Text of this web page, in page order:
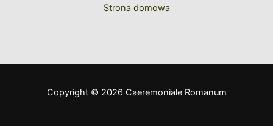
Strona domowa
Copyright © 2026 Caeremoniale Romanum